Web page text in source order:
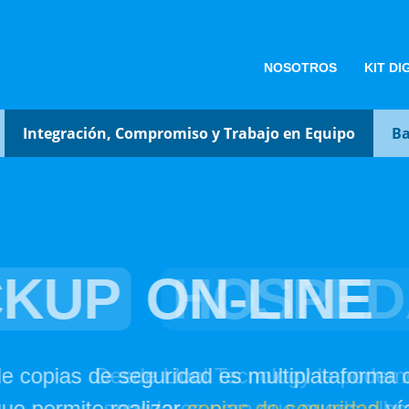
NOSOTROS KIT
Compromiso y Trabajo en Equipo
le podemos facilitar un